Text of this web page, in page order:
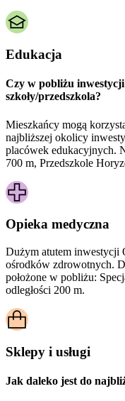
Edukacja
Czy w pobliżu
szkoły/przedszkola?
Mieszkańcy mogą
najbliższej okolicy
placówek edukacyjnych.
700 m, Przedszkole
Opieka medyczna
Dużym atutem inwestycji
ośrodków zdrowotnych.
położone w pobliżu:
odległości 200 m.
Sklepy i usługi
Jak daleko jest do